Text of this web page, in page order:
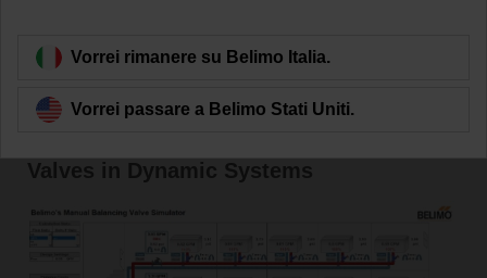
Belimo Releases a Hydronic Simulator™
to Help Educate on the Importance of
Valves in Dynamic Systems
Vorrei rimanere su Belimo Italia.
Vorrei passare a Belimo Stati Uniti.